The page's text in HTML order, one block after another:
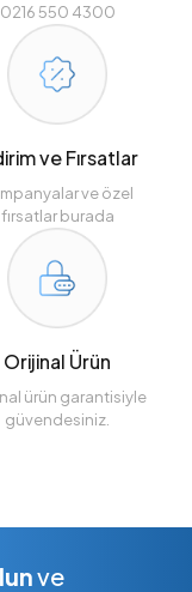
0216 550 4300
ve Fırsatlar
ve özel
fırsatlar burada
Orijinal Ürün
ürün garantisiyle
güvendesiniz.
ve